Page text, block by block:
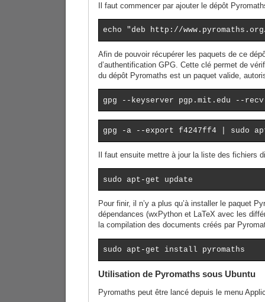
Il faut commencer par ajouter le dépôt
echo "deb http://
Afin de pouvoir récupérer les paquets de ce
d’authentification GPG. Cette clé permet de
du dépôt Pyromaths est un paquet valide,
gpg --keyserver pgp.mit.edu --
gpg -a --export f4247ff4 | sudo
Il faut ensuite mettre à jour la liste des fichiers
sudo apt-get update
Pour finir, il n’y a plus qu’à installer le paquet
dépendances (wxPython et LaTeX avec les
la compilation des documents créés par
sudo apt-get install pyromaths
Utilisation de Pyromaths sous Ubuntu
Pyromaths peut être lancé depuis le menu